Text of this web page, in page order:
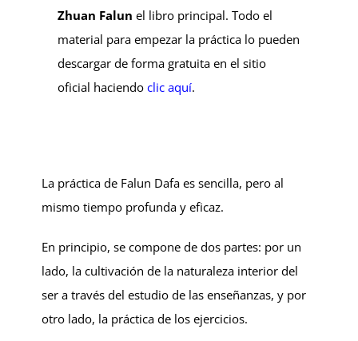
Zhuan Falun el libro principal. Todo el
material para empezar la práctica lo pueden
descargar de forma gratuita en el sitio
oficial haciendoclic aquí.
La práctica de Falun Dafa es sencilla, pero al
mismo tiempo profunda y eficaz.
En principio, se compone de dos partes: por un
lado, la cultivación de la naturaleza interior del
ser a través del estudio de las enseñanzas, y por
otro lado, la práctica de los ejercicios.